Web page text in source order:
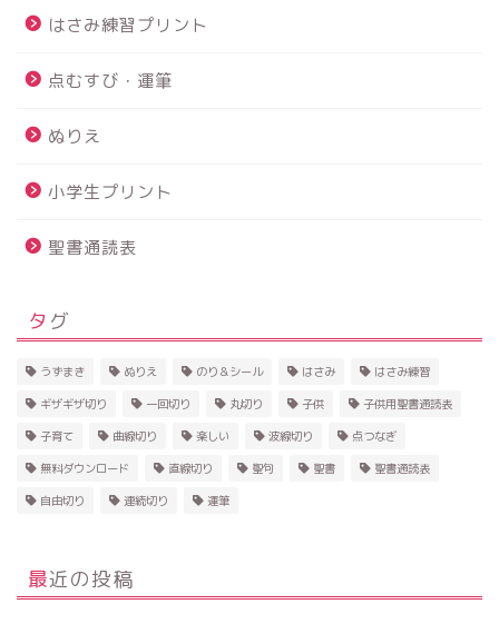
はさみ練習プリント
点むすび・運筆
ぬりえ
小学生プリント
聖書通読表
タグ
うずまき ぬりえ のり＆シール はさみ はさみ練習
ギザギザ切り 一回切り 丸切り 子供 子供用聖書通読表
子育て 曲線切り 楽しい 波線切り 点つなぎ
無料ダウンロード 直線切り 聖句 聖書 聖書通読表
自由切り 連続切り 運筆
最近の投稿